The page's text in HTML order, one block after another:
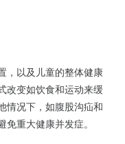
，以及儿童的整体健康
改变如饮食和运动来缓
情况下，如腹股沟疝和
重大健康并发症。